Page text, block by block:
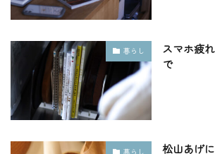
暮らし
スマホ疲
で
暮らし 松山あげ